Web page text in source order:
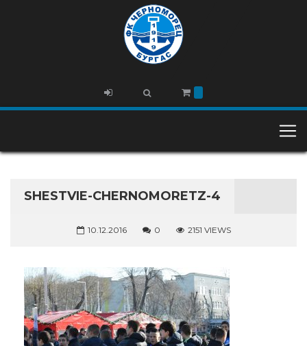
SHESTVIE-CHERNOMORETZ-4
10.12.2016 0 2151 VIEWS